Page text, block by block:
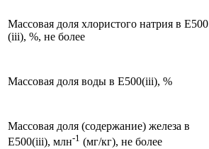
Массовая доля хлористого натрия в Е500
(iii), %, не более
Массовая доля воды в E500(iii), %
Массовая доля (содержание) железа в
E500(iii), млн-1 (мг/кг), не более